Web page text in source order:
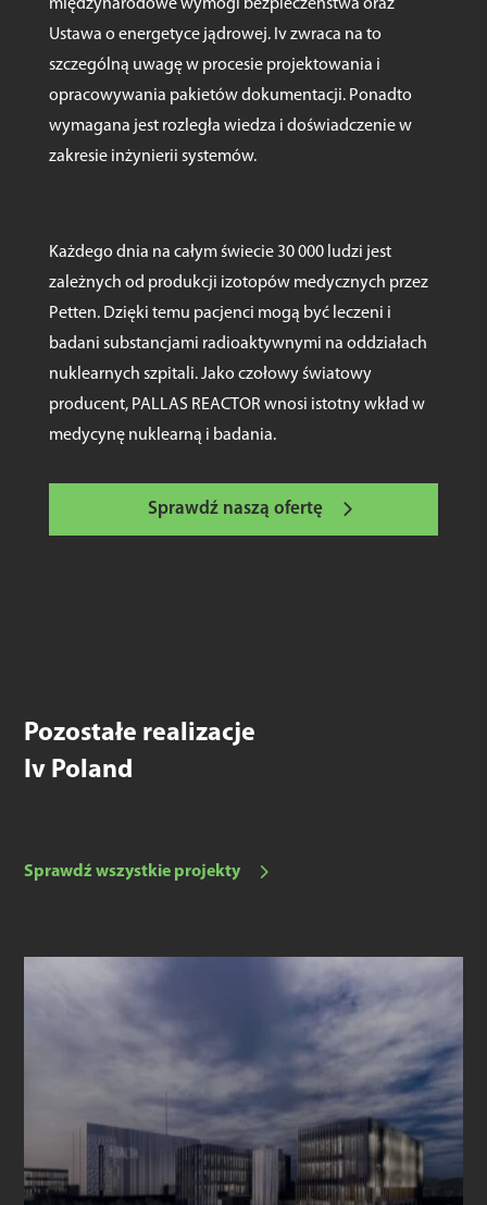
międzynarodowe wymogi bezpieczeństwa oraz
Ustawa o energetyce jądrowej. Iv zwraca na to
szczególną uwagę w procesie projektowania i
opracowywania pakietów dokumentacji. Ponadto
wymagana jest rozległa wiedza i doświadczenie w
zakresie inżynierii systemów.
Każdego dnia na całym świecie 30 000 ludzi jest
zależnych od produkcji izotopów medycznych przez
Petten. Dzięki temu pacjenci mogą być leczeni i
badani substancjami radioaktywnymi na oddziałach
nuklearnych szpitali. Jako czołowy światowy
producent, PALLAS REACTOR wnosi istotny wkład w
medycynę nuklearną i badania.
Sprawdź naszą ofertę
Pozostałe realizacje
Iv Poland
Sprawdź wszystkie projekty